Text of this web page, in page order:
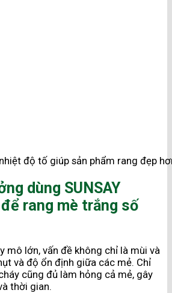
độ tố giúp sản phẩm rang đẹp
dùng SUNSAY
để rang mè trắng số
mô lớn, vấn đề không chỉ là mùi và
và độ ổn định giữa các mẻ. Chỉ
cũng đủ làm hỏng cả mẻ, gây
thời gian.